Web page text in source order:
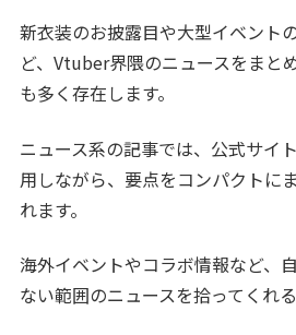
新衣装のお披露目や大型イベント
ど、Vtuber界隈のニュースをまと
も多く存在します。
ニュース系の記事では、公式サイ
用しながら、要点をコンパクトに
れます。
海外イベントやコラボ情報など、
ない範囲のニュースを拾ってくれ